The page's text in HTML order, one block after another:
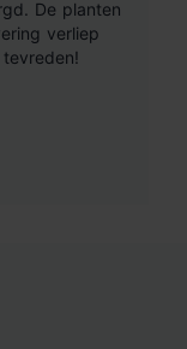
De planten
verliep